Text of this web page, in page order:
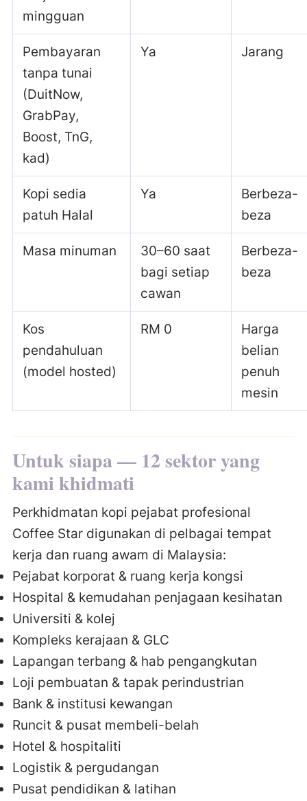
mingguan
Pembayaran
tanpa tunai
(DuitNow,
GrabPay,
Boost, TnG,
kad)
Ya Jarang
Kopi sedia
patuh Halal
Ya
Berbeza-
beza
Masa minuman
30–60 saat
bagi setiap
cawan
Berbeza-
beza
Kos
pendahuluan
(model hosted)
RM 0
Harga
belian
penuh
mesin
Untuk siapa — 12 sektor yang
kami khidmati
Perkhidmatan kopi pejabat profesional
Coffee Star digunakan di pelbagai tempat
kerja dan ruang awam di Malaysia:
Pejabat korporat & ruang kerja kongsi
Hospital & kemudahan penjagaan kesihatan
Universiti & kolej
Kompleks kerajaan & GLC
Lapangan terbang & hab pengangkutan
Loji pembuatan & tapak perindustrian
Bank & institusi kewangan
Runcit & pusat membeli-belah
Hotel & hospitaliti
Logistik & pergudangan
Pusat pendidikan & latihan